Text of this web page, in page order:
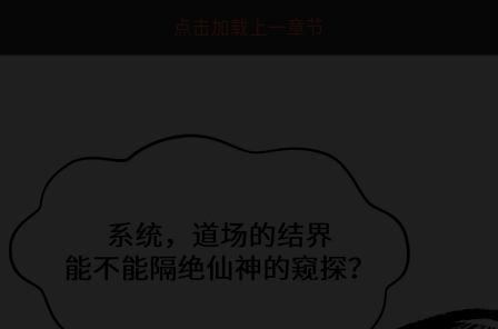
点击加载上一章节